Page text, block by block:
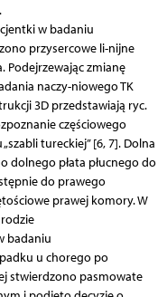
w badaniu
przysercowe li-nijne
Podejrzewając zmianę
naczy-niowego TK
3D przedstawiają ryc.
częściowego
tureckiej” [6, 7]. Dolna
dolnego płata płucnego do
do prawego
prawej komory. W
badaniu
u chorego po
stwierdzono pasmowate